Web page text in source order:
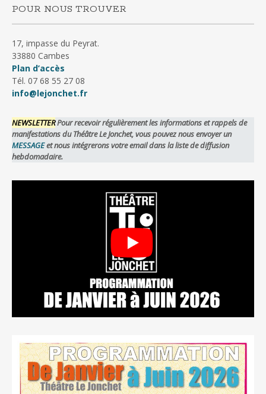
POUR NOUS TROUVER
17, impasse du Peyrat.
33880 Cambes
Plan d’accès
Tél. 07 68 55 27 08
info@lejonchet.fr
NEWSLETTERPour recevoir régulièrement les informations et rappels de
manifestations du Théâtre Le Jonchet, vous pouvez nous envoyer un
MESSAGEet nous intégrerons votre email dans la liste de diffusion
hebdomadaire.